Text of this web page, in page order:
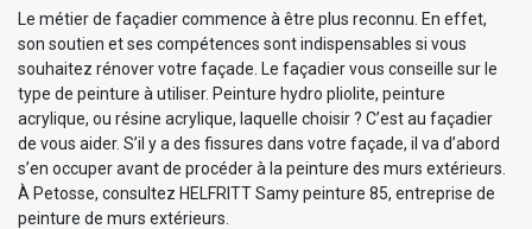
Le métier de façadier commence à être plus reconnu. En effet,
son soutien et ses compétences sont indispensables si vous
souhaitez rénover votre façade. Le façadier vous conseille sur le
type de peinture à utiliser. Peinture hydro pliolite, peinture
acrylique, ou résine acrylique, laquelle choisir ? C’est au façadier
de vous aider. S’il y a des fissures dans votre façade, il va d’abord
s’en occuper avant de procéder à la peinture des murs extérieurs.
À Petosse, consultez HELFRITT Samy peinture 85, entreprise de
peinture de murs extérieurs.